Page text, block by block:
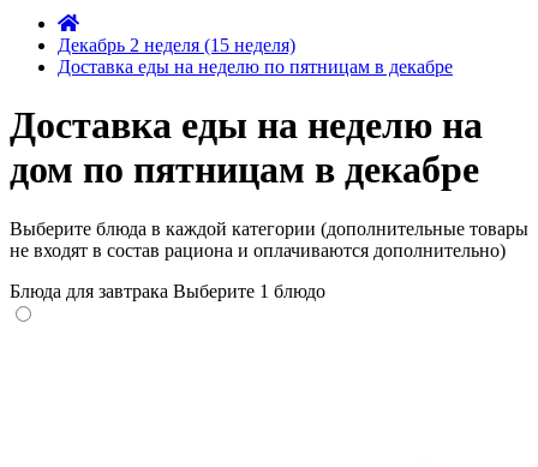
Декабрь 2 неделя (15 неделя)
Доставка еды на неделю по пятницам в декабре
Доставка еды на неделю на
дом по пятницам в декабре
Выберите блюда в каждой категории (дополнительные товары
не входят в состав рациона и оплачиваются дополнительно)
Блюда для завтрака Выберите 1 блюдо